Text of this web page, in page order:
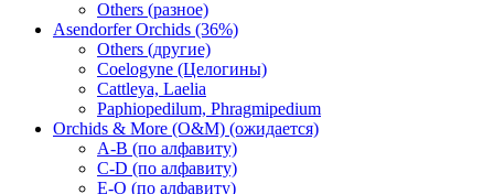
Others (разное)
Asendorfer Orchids (36%)
Others (другие)
Coelogyne (Целогины)
Cattleya, Laelia
Paphiopedilum, Phragmipedium
Orchids & More (O&M) (ожидается)
A-B (по алфавиту)
C-D (по алфавиту)
E-O (по алфавиту)